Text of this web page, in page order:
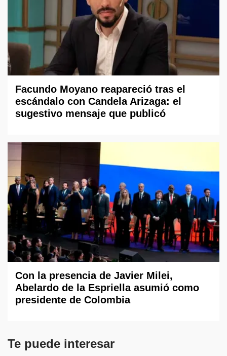
Facundo Moyano reapareció tras el
escándalo con Candela Arizaga: el
sugestivo mensaje que publicó
Con la presencia de Javier Milei,
Abelardo de la Espriella asumió como
presidente de Colombia
Te puede interesar